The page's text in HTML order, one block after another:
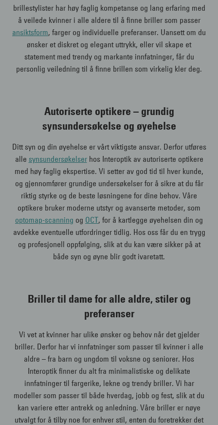
brillestylister har høy faglig kompetanse og lang erfaring med
å veilede kvinner i alle aldere til å finne briller som passer
ansiktsform, farger og individuelle preferanser. Uansett om du
ønsker et diskret og elegant uttrykk, eller vil skape et
statement med trendy og markante innfatninger, får du
personlig veiledning til å finne brillen som virkelig kler deg.
Autoriserte optikere – grundig
synsundersøkelse og øyehelse
Ditt syn og din øyehelse er vårt viktigste ansvar. Derfor utføres
alle synsundersøkelserhos Interoptik av autoriserte optikere
med høy faglig ekspertise. Vi setter av god tid til hver kunde,
og gjennomfører grundige undersøkelser for å sikre at du får
riktig styrke og de beste løsningene for dine behov. Våre
optikere bruker moderne utstyr og avanserte metoder, som
optomap-scanning og OCT, for å kartlegge øyehelsen din og
avdekke eventuelle utfordringer tidlig. Hos oss får du en trygg
og profesjonell oppfølging, slik at du kan være sikker på at
både syn og øyne blir godt ivaretatt.
Briller til dame for alle aldre, stiler og
preferanser
Vi vet at kvinner har ulike ønsker og behov når det gjelder
briller. Derfor har vi innfatninger som passer til kvinner i alle
aldre – fra barn og ungdom til voksne og seniorer. Hos
Interoptik finner du alt fra minimalistiske og delikate
innfatninger til fargerike, lekne og trendy briller. Vi har
modeller som passer til både hverdag, jobb og fest, slik at du
kan variere etter antrekk og anledning. Våre briller er nøye
utvalgt for å tilby noe for enhver stil, enten du foretrekker det